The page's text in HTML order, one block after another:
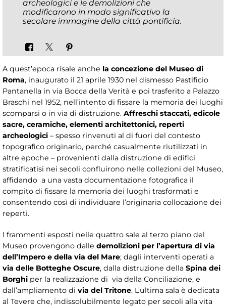
archeologici e le demolizioni che
modificarono in modo significativo la
secolare immagine della città pontificia.
A quest’epoca risale anche la concezione del Museo di
Roma, inaugurato il 21 aprile 1930 nel dismesso Pastificio
Pantanella in via Bocca della Verità e poi trasferito a Palazzo
Braschi nel 1952, nell’intento di fissare la memoria dei luoghi
scomparsi o in via di distruzione. Affreschi staccati, edicole
sacre, ceramiche, elementi architettonici, reperti
archeologici – spesso rinvenuti al di fuori del contesto
topografico originario, perché casualmente riutilizzati in
altre epoche – provenienti dalla distruzione di edifici
stratificatisi nei secoli confluirono nelle collezioni del Museo,
affidando a una vasta documentazione fotografica il
compito di fissare la memoria dei luoghi trasformati e
consentendo così di individuare l’originaria collocazione dei
reperti.
I frammenti esposti nelle quattro sale al terzo piano del
Museo provengono dalle demolizioni per l’apertura di via
dell’Impero e della via del Mare; dagli interventi operati a
via delle Botteghe Oscure, dalla distruzione della Spina dei
Borghi per la realizzazione di via della Conciliazione, e
dall’ampliamento di via del Tritone. L’ultima sala è dedicata
al Tevere che, indissolubilmente legato per secoli alla vita